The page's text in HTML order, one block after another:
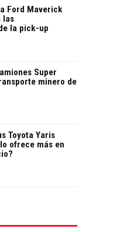
Ford Maverick
las
la pick-up
Super
minero de
Toyota Yaris
ofrece más en